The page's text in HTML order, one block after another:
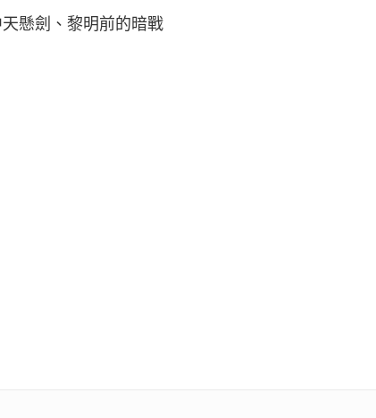
懸劍、黎明前的暗戰